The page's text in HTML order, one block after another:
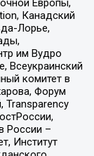
Европы,
Канадский
Лорье,
им Вудро
Всеукраинский
комитет в
Форум
Transparеncy
России –
Институт